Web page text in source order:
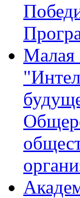
Малая